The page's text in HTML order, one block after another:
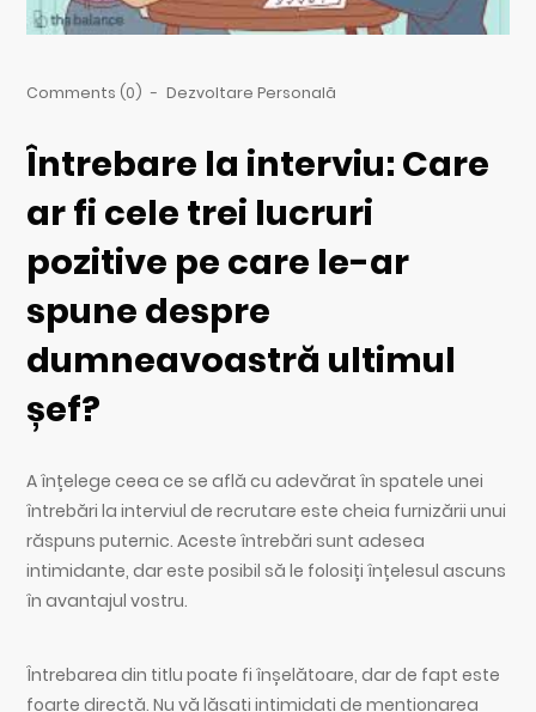
Comments (0) - Dezvoltare Personală
Întrebare la interviu: Care
ar fi cele trei lucruri
pozitive pe care le-ar
spune despre
dumneavoastră ultimul
șef?
A înțelege ceea ce se află cu adevărat în spatele unei
întrebări la interviul de recrutare este cheia furnizării unui
răspuns puternic. Aceste întrebări sunt adesea
intimidante, dar este posibil să le folosiți înțelesul ascuns
în avantajul vostru.
Întrebarea din titlu poate fi înșelătoare, dar de fapt este
foarte directă. Nu vă lăsați intimidați de menționarea